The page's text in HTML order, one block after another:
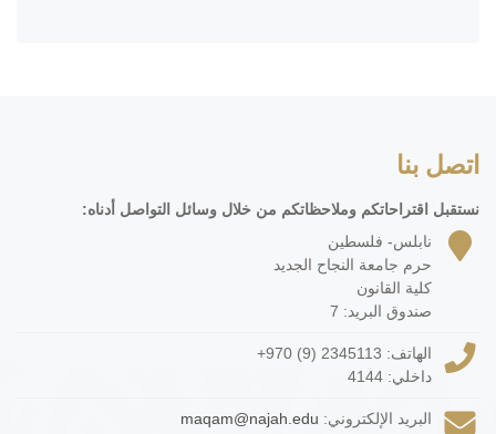
اتصل بنا
نستقبل اقتراحاتكم وملاحظاتكم من خلال وسائل التواصل أدناه:
نابلس- فلسطين
حرم جامعة النجاح الجديد
كلية القانون
صندوق البريد: 7
الهاتف: +970 (9) 2345113
داخلي: 4144
البريد الإلكتروني: maqam@najah.edu